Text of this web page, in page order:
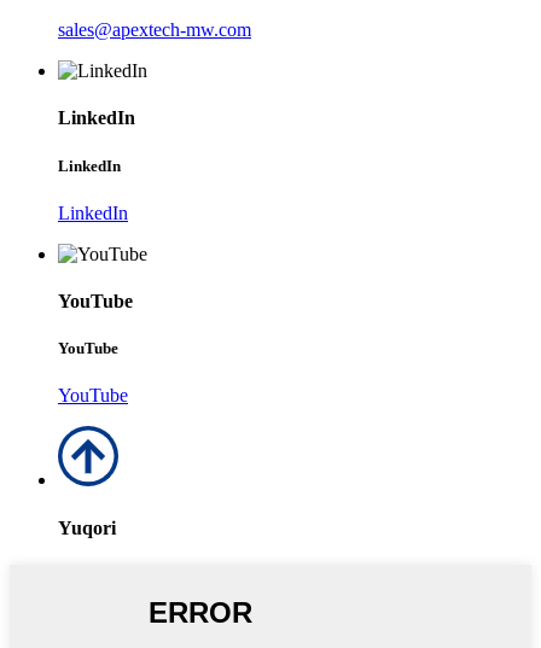
sales@apextech-mw.com
LinkedIn
LinkedIn
LinkedIn
YouTube
YouTube
YouTube
Yuqori